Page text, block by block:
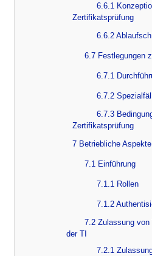
6.6.1
Zertifikatsprüfung
6.6.2
6.7 Festlegungen
6.7.1
6.7.2
6.7.3
Zertifikatsprüfung
7 Betriebliche Aspekte
7.1 Einführung
7.1.1 Rollen
7.1.2
7.2 Zulassung von
der TI
7.2.1